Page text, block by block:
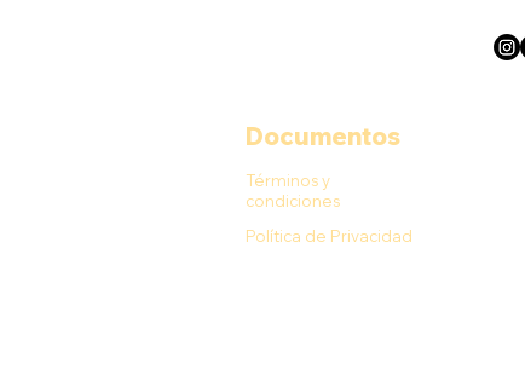
Documentos
Términos y
condiciones
Política de Privacidad